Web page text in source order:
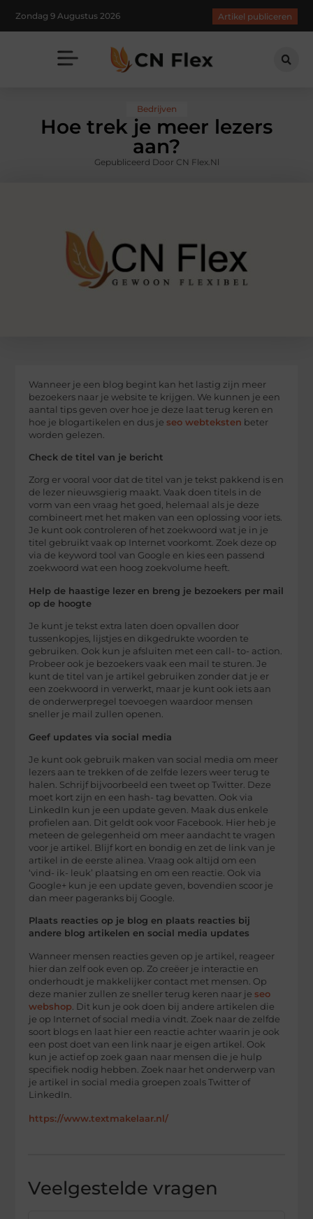
Zondag 9 Augustus 2026 Artikel publiceren
Bedrijven
Hoe trek je meer lezers
aan?
Gepubliceerd Door CN Flex.nl
Wanneer je een blog begint kan het lastig zijn meer
bezoekers naar je website te krijgen. We kunnen je een
aantal tips geven over hoe je deze laat terug keren en
hoe je blogartikelen en dus jeseo webteksten beter
worden gelezen.
Check de titel van je bericht
Zorg er vooral voor dat de titel van je tekst pakkend is en
de lezer nieuwsgierig maakt. Vaak doen titels in de
vorm van een vraag het goed, helemaal als je deze
combineert met het maken van een oplossing voor iets.
Je kunt ook controleren of het zoekwoord wat je in je
titel gebruikt vaak op Internet voorkomt. Zoek deze op
via de keyword tool van Google en kies een passend
zoekwoord wat een hoog zoekvolume heeft.
Help de haastige lezer en breng je bezoekers per mail
op de hoogte
Je kunt je tekst extra laten doen opvallen door
tussenkopjes, lijstjes en dikgedrukte woorden te
gebruiken. Ook kun je afsluiten met een call- to- action.
Probeer ook je bezoekers vaak een mail te sturen. Je
kunt de titel van je artikel gebruiken zonder dat je er
een zoekwoord in verwerkt, maar je kunt ook iets aan
de onderwerpregel toevoegen waardoor mensen
sneller je mail zullen openen.
Geef updates via social media
Je kunt ook gebruik maken van social media om meer
lezers aan te trekken of de zelfde lezers weer terug te
halen. Schrijf bijvoorbeeld een tweet op Twitter. Deze
moet kort zijn en een hash- tag bevatten. Ook via
LinkedIn kun je een update geven. Maak dus enkele
profielen aan. Dit geldt ook voor Facebook. Hier heb je
meteen de gelegenheid om meer aandacht te vragen
voor je artikel. Blijf kort en bondig en zet de link van je
artikel in de eerste alinea. Vraag ook altijd om een
‘vind- ik- leuk’ plaatsing en om een reactie. Ook via
Google+ kun je een update geven, bovendien scoor je
dan meer pageranks bij Google.
Plaats reacties op je blog en plaats reacties bij
andere blog artikelen en social media updates
Wanneer mensen reacties geven op je artikel, reageer
hier dan zelf ook even op. Zo creëer je interactie en
onderhoudt je makkelijker contact met mensen. Op
deze manier zullen ze sneller terug keren naar jeseo
webshop . Dit kun je ook doen bij andere artikelen die
je op Internet of social media vindt. Zoek naar de zelfde
soort blogs en laat hier een reactie achter waarin je ook
een post doet van een link naar je eigen artikel. Ook
kun je actief op zoek gaan naar mensen die je hulp
specifiek nodig hebben. Zoek naar het onderwerp van
je artikel in social media groepen zoals Twitter of
LinkedIn.
https://www.textmakelaar.nl/
Veelgestelde vragen